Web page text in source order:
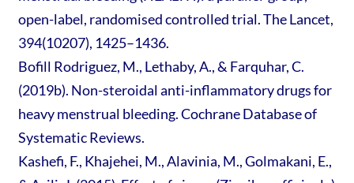
open-label, randomised controlled trial. The Lancet,
394(10207), 1425–1436.
Bofill Rodriguez, M., Lethaby, A., & Farquhar, C.
(2019b). Non-steroidal anti-inflammatory drugs for
heavy menstrual bleeding. Cochrane Database of
Systematic Reviews.
Kashefi, F., Khajehei, M., Alavinia, M., Golmakani, E.,